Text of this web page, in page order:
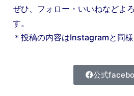
ぜひ、フォロー・いいねなどよ
す。
＊投稿の内容はInstagramと同様
公式